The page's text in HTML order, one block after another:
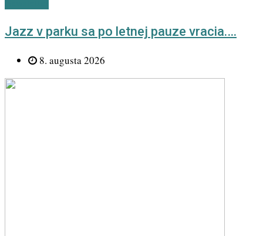
Jazz v parku sa po letnej pauze vracia.…
8. augusta 2026